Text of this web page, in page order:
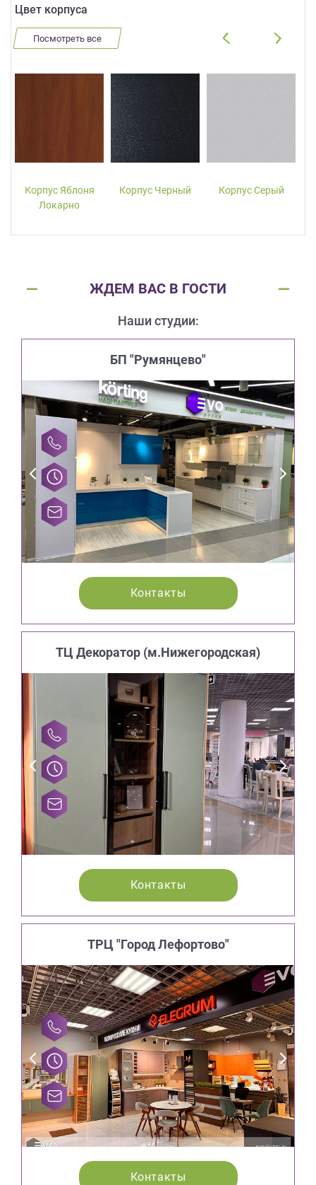
Цвет корпуса
Посмотреть все
Корпус Яблоня
Локарно
Корпус Черный Корпус Серый
ЖДЕМ ВАС В ГОСТИ
Наши студии:
БП "Румянцево"
Контакты
ТЦ Декоратор (м.Нижегородская)
Контакты
ТРЦ "Город Лефортово"
Контакты